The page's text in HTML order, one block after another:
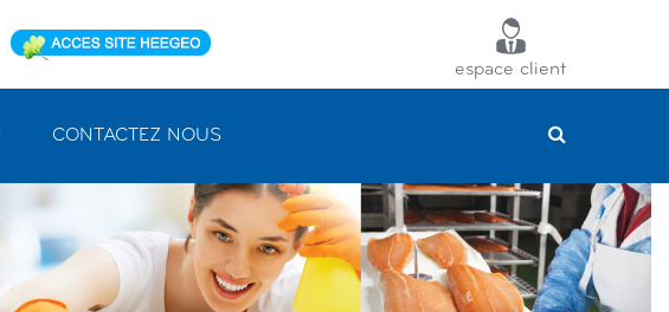
espace client
CONTACTEZ NOUS